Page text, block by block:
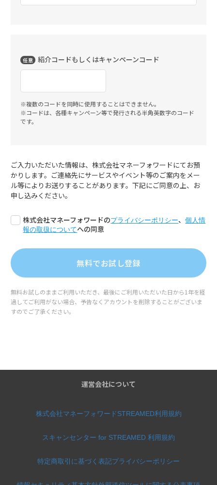
任意 紹介コードもしくはキャンペーンコード
※複数のコードを同時に使用することはできません。
※コードは、各種キャンペーン等で発行される半角英数字のコード
です。
ご入力いただいた情報は、株式会社マネーフォワードにてお預
かりします。ご連絡先にサービスやイベント等のご案内をメー
ル等によりお送りすることがあります。下記にご同意の上、お
申し込みください。
株式会社マネーフォワードのプライバシーポリシー、個人情
報の取扱についてへの同意
無料お試しのままご利用いただき、最後にご利用いただいた日から1年を経
過してご利用がない場合、予告なくアカウントを削除することがございま
すのでご了承ください。
運営会社について
株式会社マネーフォワードSTREAMED利用規約
スキャンセンター for STREAMED 利用規約
特定商取引に基づく表記プライバシーポリシー